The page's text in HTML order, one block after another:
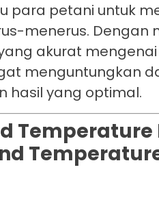
para petani untuk
menerus. Dengan
akurat
menguntungkan
hasil yang optimal.
Temperature